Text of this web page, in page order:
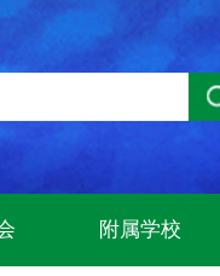
附属学校